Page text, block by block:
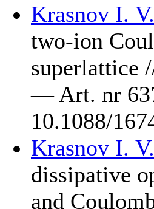
Krasnov I. V.
two-ion
superlattice
— Art. nr
10.1088/16
Krasnov I. V.
dissipative
and